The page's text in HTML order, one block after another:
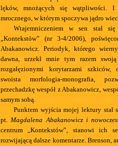
lęków, mnożących się wątpliwości. I
mrocznego, w którym spoczywa jądro
Wtajemniczeniem w sen stał
„Kontekstów” (nr 3-4/2006),
Abakanowicz. Periodyk, którego
dawna, urzekł mnie tym razem
rozgałęzionymi korytarzami szkiców,
swoista morfologia-monografia,
przechadzkę wespół z Abakanowicz,
samym sobą.
Punktem wyjścia mojej lektury stał
pt.Magdalena Abakanowicz i
centrum „Kontekstów”, stanowi ich
rozwijającą dalsze komentarze. Brenson,